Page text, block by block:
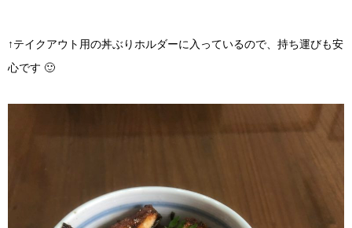
↑テイクアウト用の丼ぶりホルダーに入っているので、持ち運びも安
心です 🙂